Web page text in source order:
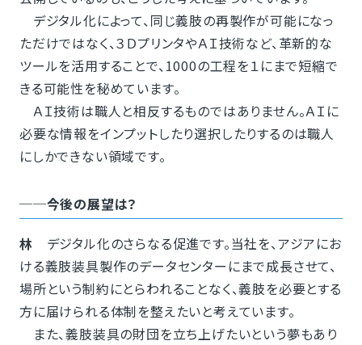
デジタル化によって、同じ義肢の再製作が可能になっ
ただけではなく、３ＤプリンタやＡＩ技術など、革新的な
ツールを活用することで、1000の工程を１にまで短縮で
きる可能性を秘めています。
ＡＩ技術は職人と相反するものではありません。ＡＩに
必要な情報をインプットしたり選択したりするのは職人
にしかできない領域です。
──今後の展望は？
林 デジタル化のさらなる促進です。当社を、アジアにお
ける義肢装具製作のデータセンターにまで成長させて、
場所という制約にとらわれることなく、義肢を必要とする
方に届けられる体制を整えたいと考えています。
また、義肢装具の財団を立ち上げたいという夢もあり